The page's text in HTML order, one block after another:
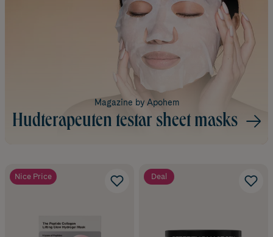
Magazine by Apohem
Hudterapeuten testar sheet masks
Nice Price Deal